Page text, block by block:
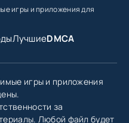
игрыи приложения для
ЛучшиеDMCA
игры и приложения
за
Любой файл будет